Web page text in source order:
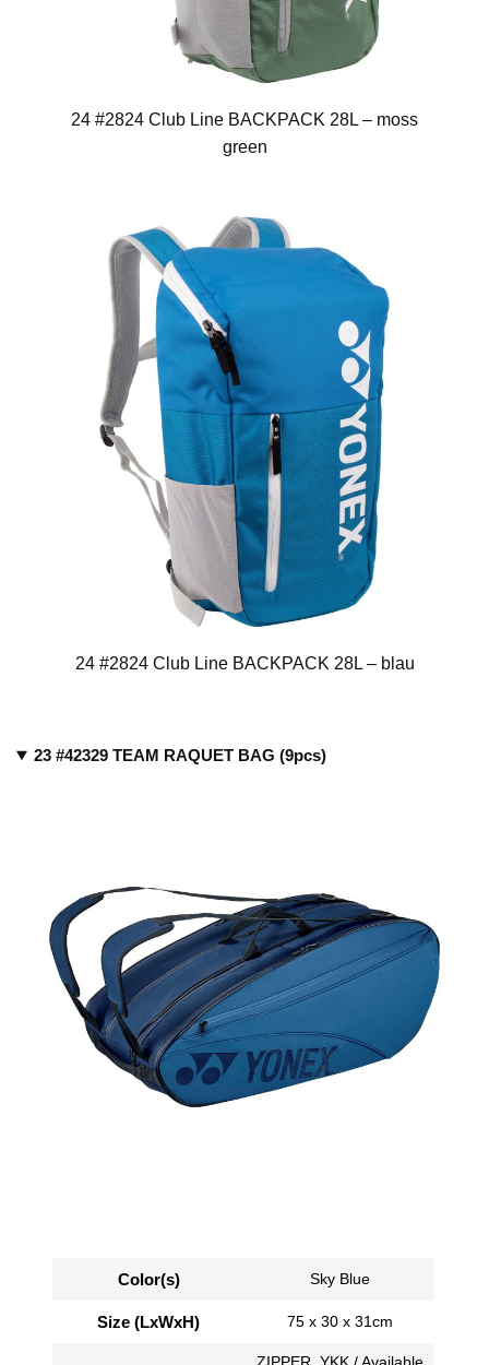
24 #2824 Club Line BACKPACK 28L – moss
green
24 #2824 Club Line BACKPACK 28L – blau
23 #42329 TEAM RAQUET BAG (9pcs)
Color(s) Sky Blue
Size (LxWxH) 75 x 30 x 31cm